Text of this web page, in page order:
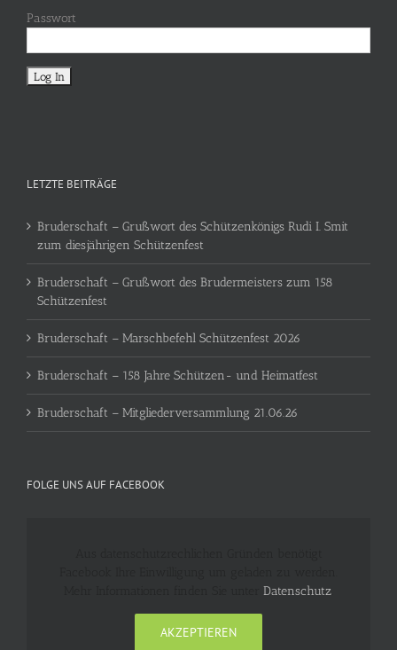
Passwort
LETZTE BEITRÄGE
Bruderschaft – Grußwort des Schützenkönigs Rudi I. Smit
zum diesjährigen Schützenfest
Bruderschaft – Grußwort des Brudermeisters zum 158
Schützenfest
Bruderschaft – Marschbefehl Schützenfest 2026
Bruderschaft – 158 Jahre Schützen- und Heimatfest
Bruderschaft – Mitgliederversammlung 21.06.26
FOLGE UNS AUF FACEBOOK
Datenschutz
AKZEPTIEREN